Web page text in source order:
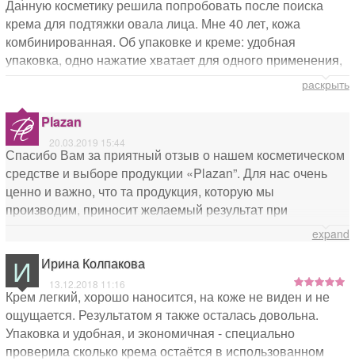
Данную косметику решила попробовать после поиска
крема для подтяжки овала лица. Мне 40 лет, кожа
комбинированная. Об упаковке и креме: удобная
упаковка, одно нажатие хватает для одного применения,
(проходит через пару минут), кожа после нанесения как
бархатная, после применение 2 недель виден
значительный результат.
раскрыть
Plazan
20.03.2019 15:44
Спасибо Вам за приятный отзыв о нашем косметическом
средстве и выборе продукции «Plazan”. Для нас очень
ценно и важно, что та продукция, которую мы
производим, приносит желаемый результат при
Всего Вам самого доброго и весеннего настроения!
expand
И Ирина Колпакова
13.12.2018 11:16
Крем легкий, хорошо наносится, на коже не виден и не
ощущается. Результатом я также осталась довольна.
Упаковка и удобная, и экономичная - специально
проверила сколько крема остаётся в использованном